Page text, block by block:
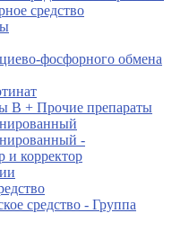
средство
фосфорного обмена
B + Прочие препараты
-
и корректор
средство - Группа